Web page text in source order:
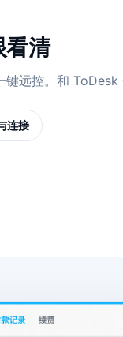
看清
远控。和 ToDesk
连接